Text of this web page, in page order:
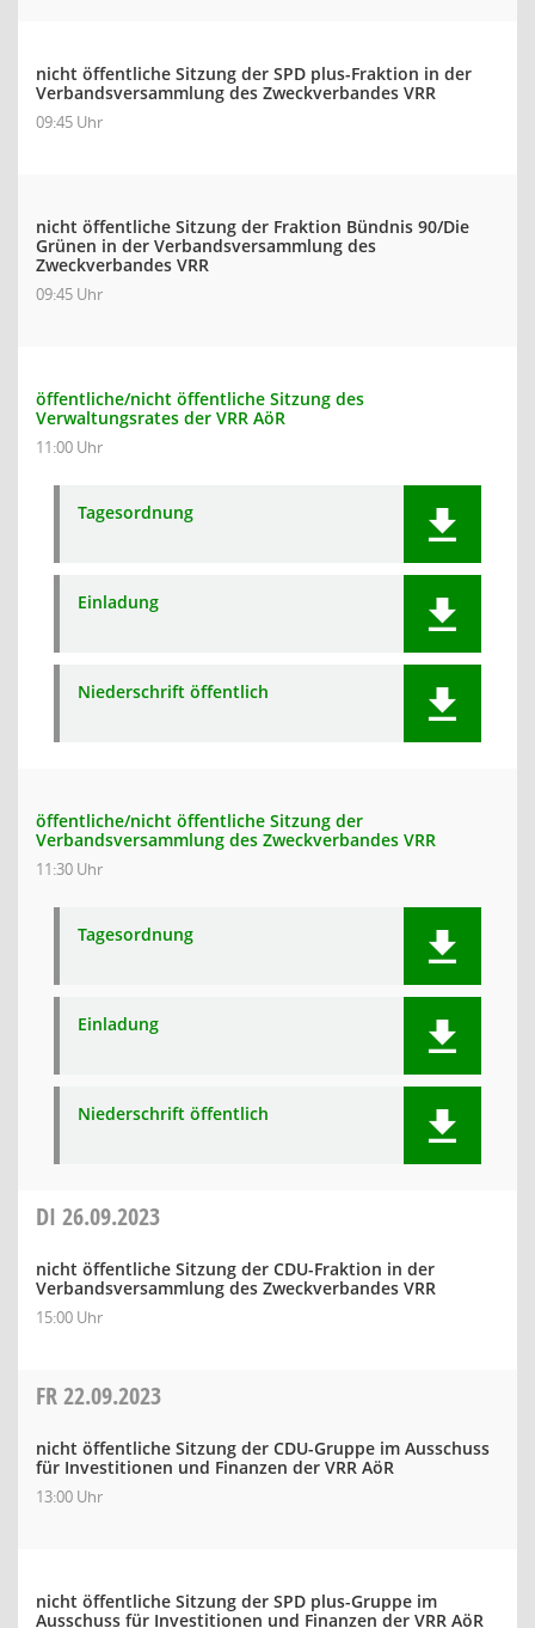
nicht öffentliche Sitzung der SPD plus-Fraktion in der
Verbandsversammlung des Zweckverbandes VRR
09:45 Uhr
nicht öffentliche Sitzung der Fraktion Bündnis 90/Die
Grünen in der Verbandsversammlung des
Zweckverbandes VRR
09:45 Uhr
öffentliche/nicht öffentliche Sitzung des
Verwaltungsrates der VRR AöR
11:00 Uhr
Tagesordnung
Einladung
Niederschrift öffentlich
öffentliche/nicht öffentliche Sitzung der
Verbandsversammlung des Zweckverbandes VRR
11:30 Uhr
Tagesordnung
Einladung
Niederschrift öffentlich
DI 26.09.2023
nicht öffentliche Sitzung der CDU-Fraktion in der
Verbandsversammlung des Zweckverbandes VRR
15:00 Uhr
FR22.09.2023
nicht öffentliche Sitzung der CDU-Gruppe im Ausschuss
für Investitionen und Finanzen der VRR AöR
13:00 Uhr
nicht öffentliche Sitzung der SPD plus-Gruppe im
Ausschuss für Investitionen und Finanzen der VRR AöR